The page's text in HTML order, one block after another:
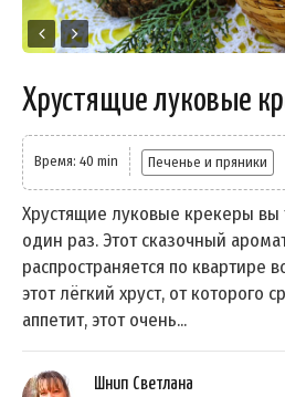
Хрустящие луковые
Время: 40 min Печенье и пряники
Хрустящие луковые крекеры вы
один раз. Этот сказочный
распространяется по квартире
этот лёгкий хруст, от которого
аппетит, этот очень...
Шнип Светлана